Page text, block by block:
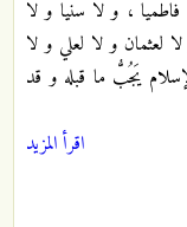
، و لا سنيا و لا
لعثمان و لا لعلي و لا
يَجُبُّ ما قبله و قد
اقرأ المزيد